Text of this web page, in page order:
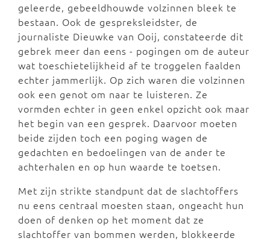
geleerde, gebeeldhouwde volzinnen bleek te
bestaan. Ook de gespreksleidster, de
journaliste Dieuwke van Ooij, constateerde dit
gebrek meer dan eens - pogingen om de auteur
wat toeschietelijkheid af te troggelen faalden
echter jammerlijk. Op zich waren die volzinnen
ook een genot om naar te luisteren. Ze
vormden echter in geen enkel opzicht ook maar
het begin van een gesprek. Daarvoor moeten
beide zijden toch een poging wagen de
gedachten en bedoelingen van de ander te
achterhalen en op hun waarde te toetsen.
Met zijn strikte standpunt dat de slachtoffers
nu eens centraal moesten staan, ongeacht hun
doen of denken op het moment dat ze
slachtoffer van bommen werden, blokkeerde